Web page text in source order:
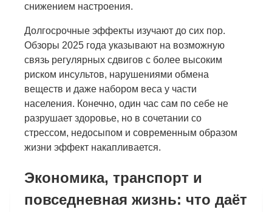
снижением настроения.
Долгосрочные эффекты изучают до сих пор.
Обзоры 2025 года указывают на возможную
связь регулярных сдвигов с более высоким
риском инсультов, нарушениями обмена
веществ и даже набором веса у части
населения. Конечно, один час сам по себе не
разрушает здоровье, но в сочетании со
стрессом, недосыпом и современным образом
жизни эффект накапливается.
Экономика, транспорт и
повседневная жизнь: что даёт